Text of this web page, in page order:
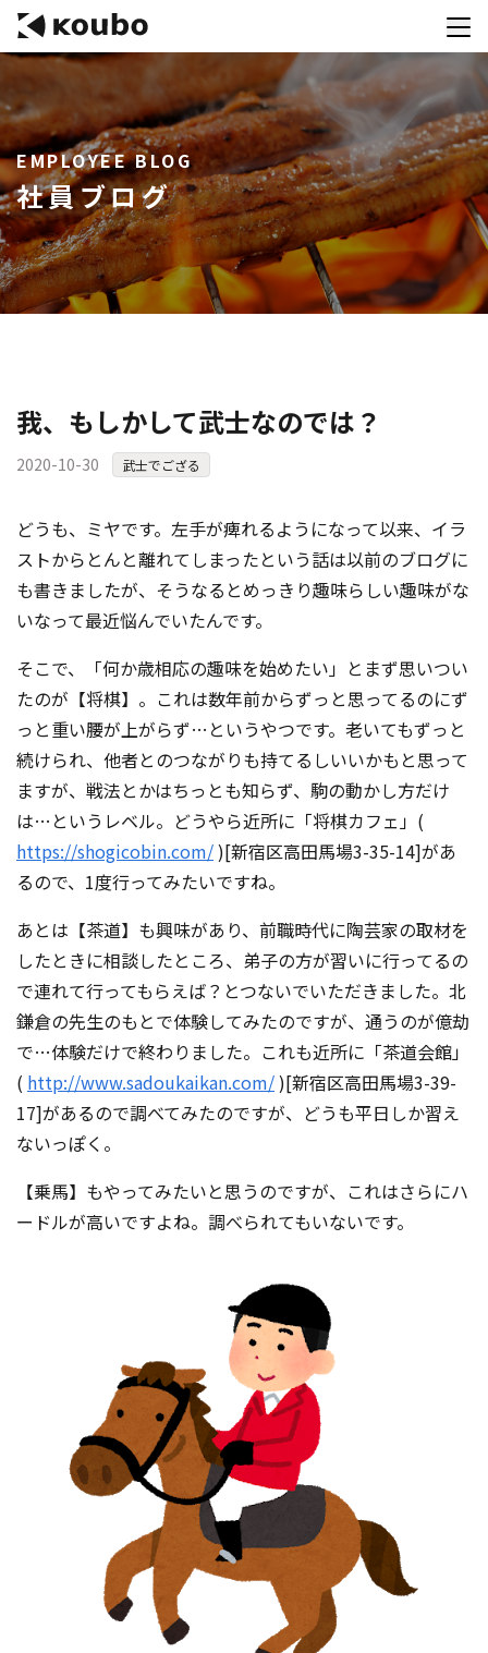
サービス
会社案内
実績紹介
採用情報
資料ダウンロード
コンテストを主催される方へ
公募運営SaaS 「Kouboプランナー」
事例紹介
事務局アウトソーシング
コンテスト情報及びプレゼン
ト情報を「Koubo」に無料で
無料掲載お申し込み
ログイン
EMPLOYEE BLOG
社員ブログ
我、もしかして武士なのでは？
2020-10-30 武士でござる
どうも、ミヤです。左手が痺れるようになって以来、イラ
ストからとんと離れてしまったという話は以前のブログに
も書きましたが、そうなるとめっきり趣味らしい趣味がな
いなって最近悩んでいたんです。
そこで、「何か歳相応の趣味を始めたい」とまず思いつい
たのが【将棋】。これは数年前からずっと思ってるのにず
っと重い腰が上がらず…というやつです。老いてもずっと
続けられ、他者とのつながりも持てるしいいかもと思って
ますが、戦法とかはちっとも知らず、駒の動かし方だけ
は…というレベル。どうやら近所に「将棋カフェ」(
https://shogicobin.com/)[新宿区高田馬場3-35-14]があ
るので、1度行ってみたいですね。
あとは【茶道】も興味があり、前職時代に陶芸家の取材を
したときに相談したところ、弟子の方が習いに行ってるの
で連れて行ってもらえば？とつないでいただきました。北
鎌倉の先生のもとで体験してみたのですが、通うのが億劫
で…体験だけで終わりました。これも近所に「茶道会館」
( http://www.sadoukaikan.com/)[新宿区高田馬場3-39-
17]があるので調べてみたのですが、どうも平日しか習え
ないっぽく。
【乗馬】もやってみたいと思うのですが、これはさらにハ
ードルが高いですよね。調べられてもいないです。